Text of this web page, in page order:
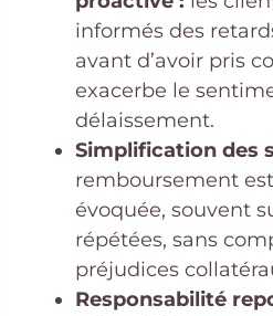
informés des
avant d’avoir pris
exacerbe le
délaissement.
Simplification des
remboursement
évoquée, souvent
répétées, sans
préjudices
Responsabilité